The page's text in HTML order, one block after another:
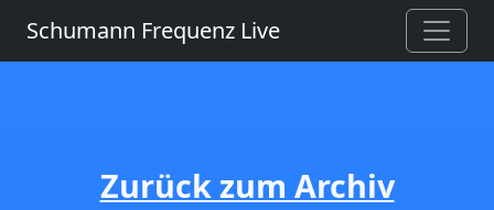
Schumann Frequenz Live
Zurück zum Archiv